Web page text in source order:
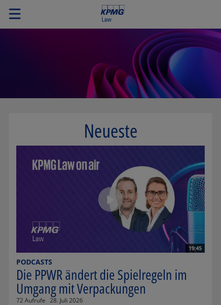
Neueste
19:45
PODCASTS
Die PPWR ändert die Spielregeln im
Umgang mit Verpackungen
72 Aufrufe 28. Juli 2026